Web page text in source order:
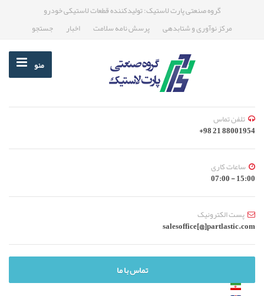
گروه صنعتی پارت لاستیک: تولیدکننده قطعات لاستیکی خودرو
مرکز نوآوری و شتابدهی
پرسش نامه سلامت اخبار جستجو
منو
تلفن تماس
88001954 21 98+
ساعات کاری
15:00 - 07:00
پست الکترونیک
salesoffice[@]partlastic.com
تماس با ما